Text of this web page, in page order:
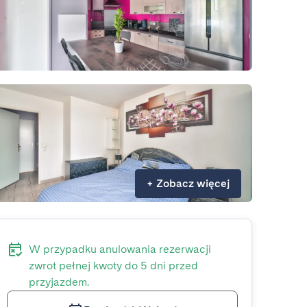
+ Zobacz więcej
W przypadku anulowania rezerwacji
zwrot pełnej kwoty do 5 dni przed
przyjazdem.